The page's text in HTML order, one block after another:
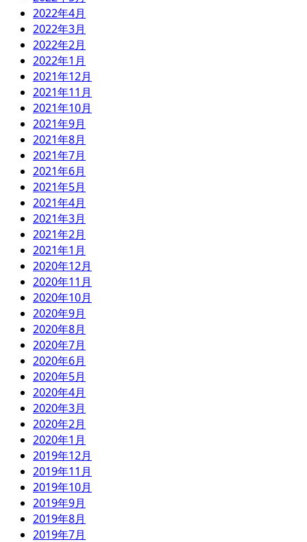
2022年4月
2022年3月
2022年2月
2022年1月
2021年12月
2021年11月
2021年10月
2021年9月
2021年8月
2021年7月
2021年6月
2021年5月
2021年4月
2021年3月
2021年2月
2021年1月
2020年12月
2020年11月
2020年10月
2020年9月
2020年8月
2020年7月
2020年6月
2020年5月
2020年4月
2020年3月
2020年2月
2020年1月
2019年12月
2019年11月
2019年10月
2019年9月
2019年8月
2019年7月